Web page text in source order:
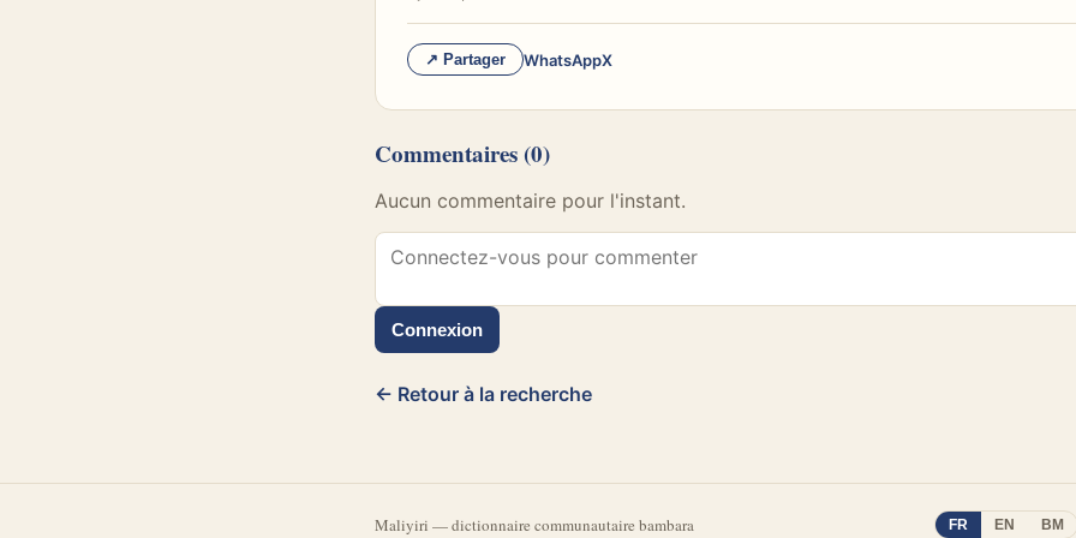
↗ Partager WhatsAppX
Commentaires (0)
Aucun commentaire pour l'instant.
Connexion
← Retour à la recherche
Maliyiri —dictionnaire communautaire bambara FR EN BM